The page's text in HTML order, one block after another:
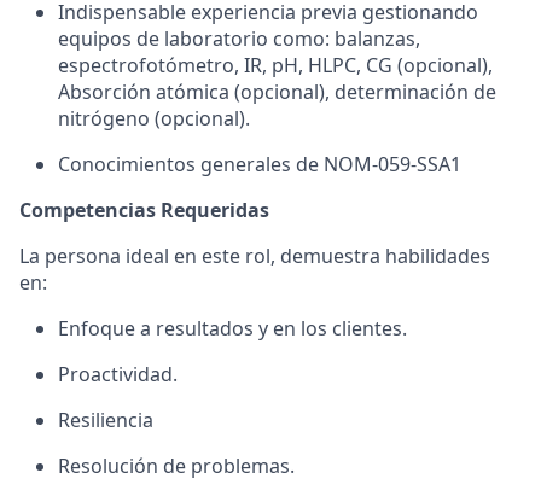
Indispensable experiencia previa gestionando
equipos de laboratorio como: balanzas,
espectrofotómetro, IR, pH, HLPC, CG (opcional),
Absorción atómica (opcional), determinación de
nitrógeno (opcional).
Conocimientos generales de NOM-059-SSA1
Competencias Requeridas
La persona ideal en este rol, demuestra habilidades
en:
Enfoque a resultados y en los clientes.
Proactividad.
Resiliencia
Resolución de problemas.